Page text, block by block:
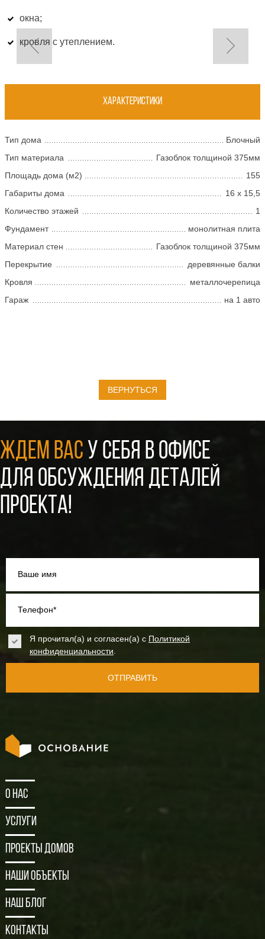
окна;
кровля с утеплением.
Характеристики
Тип дома
Блочный
Тип материала
Газоблок толщиной 375мм
Площадь дома (м2)
155
Габариты дома
16 х 15,5
Количество этажей
1
Фундамент
монолитная плита
Материал стен
Газоблок толщиной 375мм
Перекрытие
деревянные балки
Кровля
металлочерепица
Гараж
на 1 авто
ВЕРНУТЬСЯ
ЖДЕМ ВАС У СЕБЯ В ОФИСЕ
ДЛЯ ОБСУЖДЕНИЯ ДЕТАЛЕЙ
ПРОЕКТА!
Ваше имя
Телефон*
Я прочитал(а) и согласен(а) с Политикой
конфиденциальности.
ОТПРАВИТЬ
О нас
Услуги
Проекты домов
Наши объекты
Наш блог
Контакты